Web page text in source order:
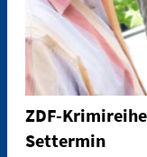
ZDF-
Settermin